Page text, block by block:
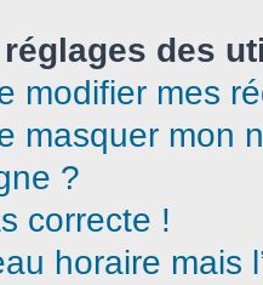
des
modifier mes
masquer mon
?
correcte !
horaire mais